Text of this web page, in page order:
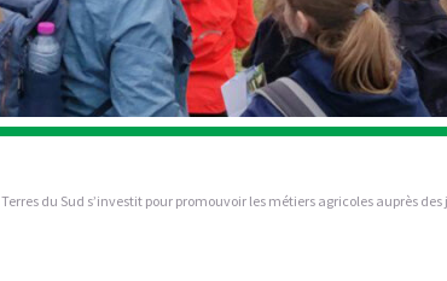
Terres du Sud s’investit pour promouvoir les métiers agricoles auprès des